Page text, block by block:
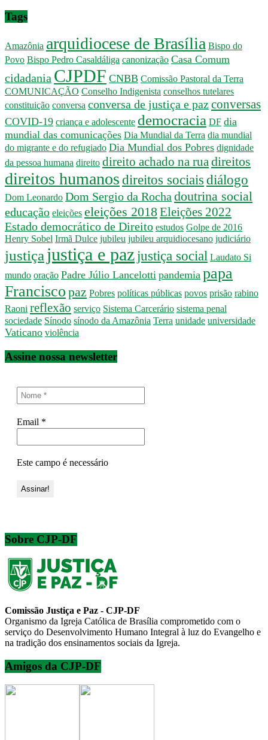
Tags
Amazônia arquidiocese de Brasília Bispo do
Povo Bispo Pedro Casaldáliga canonização Casa Comum
cidadania CJPDF CNBB Comissão Pastoral da Terra
COMUNICAÇÃO Conselho Indigenista conselhos tutelares
constituição conversa conversa de justiça e pazconversas
COVID-19 criança e adolescente democracia DF dia
mundial das comunicações Dia Mundial da Terra dia mundial
do migrante e do refugiado Dia Mundial dos Pobres dignidade
da pessoa humana direito direito achado na ruadireitos
direitos humanosdireitos sociaisdiálogo
Dom Leonardo Dom Sergio da Rochadoutrina social
educação eleições eleições 2018Eleições 2022
Estado democrático de Direito estudos Golpe de 2016
Henry Sobel Irmã Dulce jubileu jubileu arquidiocesano judiciário
justiçajustiça e paz justiça social Laudato Si
mundo oração Padre Júlio Lancelotti pandemia papa
Francisco paz Pobres políticas públicas povos prisão rabino
Raoni reflexão serviço Sistema Carcerário sistema penal
sociedade Sínodo sínodo da Amazônia Terra unidade universidade
Vaticano violência
Assine nossa newsletter
Email *
Este campo é necessário
Sobre CJP-DF
Comissão Justiça e Paz - CJP-DF
Organismo da Igreja Católica de Brasília comprometido com o
serviço do Desenvolvimento Humano Integral à luz do Evangelho e
na tradição dos ensinamentos sociais da Igreja.
Amigos da CJP-DF